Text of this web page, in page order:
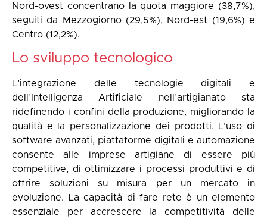
Nord-ovest concentrano la quota maggiore (38,7%),
seguiti da Mezzogiorno (29,5%), Nord-est (19,6%) e
Centro (12,2%).
Lo sviluppo tecnologico
L’integrazione delle tecnologie digitali e
dell’Intelligenza Artificiale nell’artigianato sta
ridefinendo i confini della produzione, migliorando la
qualità e la personalizzazione dei prodotti. L’uso di
software avanzati, piattaforme digitali e automazione
consente alle imprese artigiane di essere più
competitive, di ottimizzare i processi produttivi e di
offrire soluzioni su misura per un mercato in
evoluzione. La capacità di fare rete è un elemento
essenziale per accrescere la competitività delle